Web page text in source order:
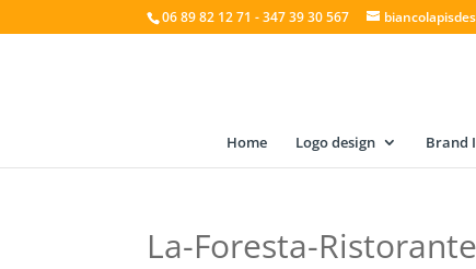
06 89 82 12 71 - 347 39 30 567
Home Logo design Brand
La-Foresta-